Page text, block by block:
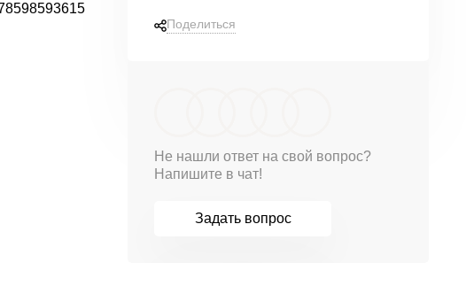
Поделиться
Не нашли ответ на свой вопрос?
Напишите в чат!
Задать вопрос